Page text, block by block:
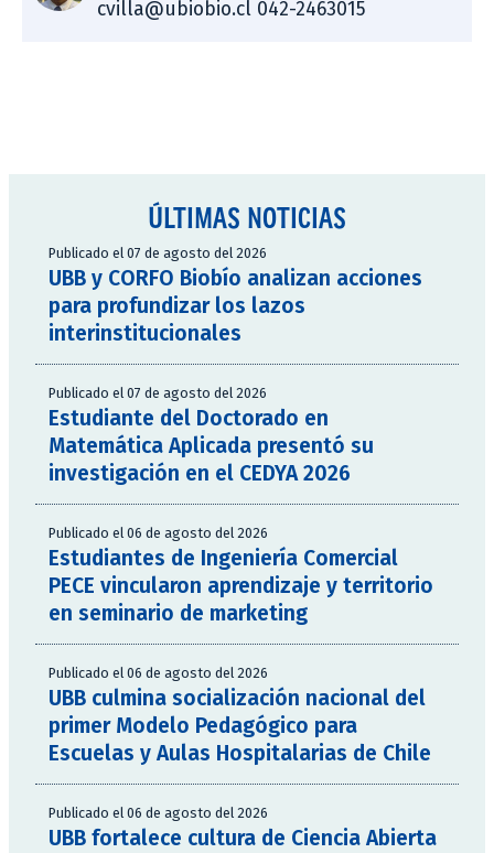
cvilla@ubiobio.cl 042-2463015
ÚLTIMAS NOTICIAS
Publicado el 07 de agosto del 2026
UBB y CORFO Biobío analizan acciones
para profundizar los lazos
interinstitucionales
Publicado el 07 de agosto del 2026
Estudiante del Doctorado en
Matemática Aplicada presentó su
investigación en el CEDYA 2026
Publicado el 06 de agosto del 2026
Estudiantes de Ingeniería Comercial
PECE vincularon aprendizaje y territorio
en seminario de marketing
Publicado el 06 de agosto del 2026
UBB culmina socialización nacional del
primer Modelo Pedagógico para
Escuelas y Aulas Hospitalarias de Chile
Publicado el 06 de agosto del 2026
UBB fortalece cultura de Ciencia Abierta